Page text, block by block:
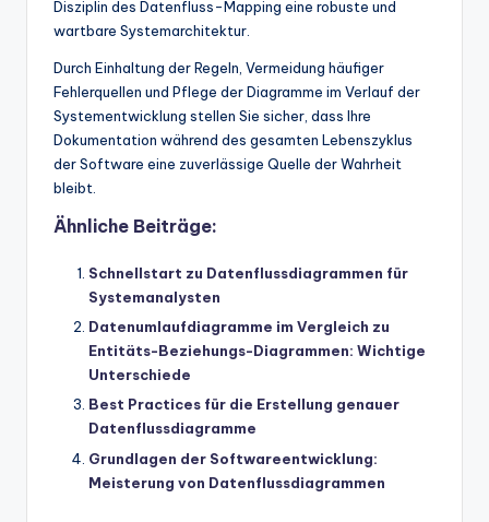
Disziplin des Datenfluss-Mapping eine robuste und
wartbare Systemarchitektur.
Durch Einhaltung der Regeln, Vermeidung häufiger
Fehlerquellen und Pflege der Diagramme im Verlauf der
Systementwicklung stellen Sie sicher, dass Ihre
Dokumentation während des gesamten Lebenszyklus
der Software eine zuverlässige Quelle der Wahrheit
bleibt.
Ähnliche Beiträge:
Schnellstart zu Datenflussdiagrammen für
Systemanalysten
Datenumlaufdiagramme im Vergleich zu
Entitäts-Beziehungs-Diagrammen: Wichtige
Unterschiede
Best Practices für die Erstellung genauer
Datenflussdiagramme
Grundlagen der Softwareentwicklung:
Meisterung von Datenflussdiagrammen